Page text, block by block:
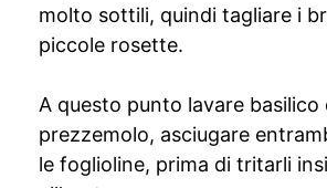
molto sottili, quindi tagliare i
piccole rosette.
A questo punto lavare basilico
prezzemolo, asciugare
le foglioline, prima di tritarli